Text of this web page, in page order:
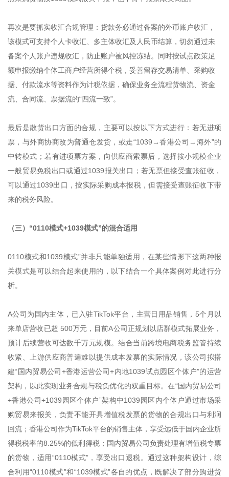
再次是要抓实收汇合规管理：货款务必通过备案的外币账户收汇，
该模式可支持个人卡收汇、多主体收汇及人民币结算，切勿通过未
备案个人账户违规收汇，防止账户被风控冻结。同时按试点政策足
额申报缴纳个体工商户经营所得个税，妥善留存交易清单、采购收
据、付款流水等资料作为计税依据，确保业务全流程货物流、资金
流、合同流、票据流的“四流一致”。
最后是散货出口方面的合规，主要可以按以下方式进行：若无进项
票，与外商协商改为普通仓发货，或走“1039→香港公司→海外”的
中转模式；若有进项票方案，向供应商索票后，选择按小规模企业
一般贸易免税出口或通过1039报关出口；若无票但接受查账征收，
可以通过1039出口，按实际采购成本报税，但需接受查账征收下带
来的税务风险。
（三）“0110模式+1039模式”的混合适用
0110模式和1039模式”并非只能单独适用，在某些情形下这两种报
关模式是可以结合起来使用的，以下结合一个具体案例对此进行分
析。
A公司为国内主体，已入驻TikTok平台，主营日用品销售，5个月以
来单店营收已超 500万元，目前A公司正规划以店群模式拓展业务，
预计后续营收可达数千万元规模。结合当前跨境电商税务监管持续
收紧、上游供应商普遍难以提供成本发票的实际情况，该公司拟搭
建“国内贸易公司+香港运营公司+内地1039试点园区个体户”的运营
架构，以此实现业务合规与税负优化的双重目标。在“国内贸易公司
+香港公司+1039园区个体户”架构中1039园区内个体户通过市场采
购贸易来报关，负责不能开具增值税发票的货物的合规出口与利润
回流；香港公司作为TikTok平台的销售主体，享受远低于国内企业所
得税税率的8.25%的低利得税；国内贸易公司负责处理有增值税专票
的货物，适用“0110模式”，享受出口退税。通过这种架构设计，综
合利用“0110模式”和“1039模式”各自的优点，既解决了部分购进货